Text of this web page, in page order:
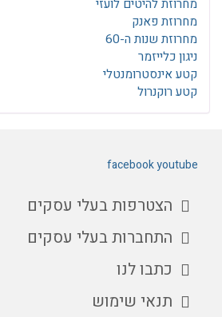
מחרוזת להיטים לועזי
מחרוזת פאנק
מחרוזת שנות ה-60
ניגון כלייזמר
קטע אינסטרומנטלי
קטע רוקנרול
facebookyoutube
הצטרפות בעלי עסקים
התחברות בעלי עסקים
כתבו לנו
תנאי שימוש